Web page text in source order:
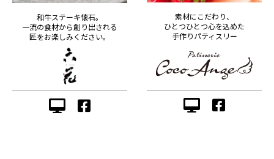
和牛ステーキ懐石。
一流の食材から創り出される
匠をお楽しみください。
素材にこだわり、
ひとつひとつ心を込めた
手作りパティスリー